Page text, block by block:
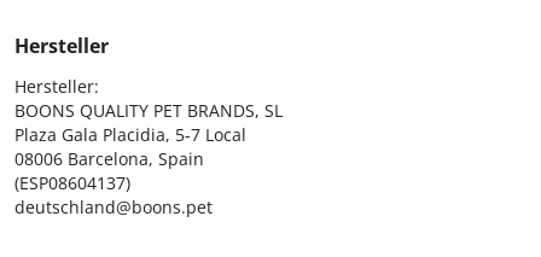
Hersteller
Hersteller:
BOONS QUALITY PET BRANDS, SL
Plaza Gala Placidia, 5-7 Local
08006 Barcelona, Spain
(ESP08604137)
deutschland@boons.pet